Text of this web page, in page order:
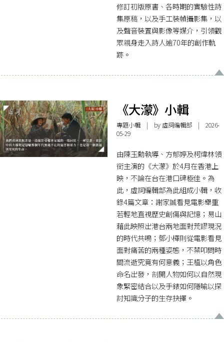
修訂初版原書、各時期的實驗性詩
集原稿，以及手工裝幀攝影集，以
及聲音裝置與影像等媒介，引領觀
眾親身走入詩人逾70年的創作軌
跡。
《大濛》小輯
專題小輯| by 虛詞編輯部 | 2026-
05-29
由陳玉勳執導、方郁婷及柯煒林領
銜主演的《大濛》於4月在香港上
映，不論在台在港口碑極佳。為
此，虛詞編輯部為此組成小輯，收
錄4篇文章：謝家誠看見電影舉重
若輕地直視歷史創傷與記憶；易山
藉此映照出港台兩地面對荒謬現況
的時代共鳴；鄧小樺則從電影看見
面對痛苦的兩種姿態，不禁叩問時
間流逝究竟有何意義；王植以角色
命名出發，剖開人物如何以自然現
象緊密結合以及手錶如何隱喻以探
討知識分子的生存抉擇。